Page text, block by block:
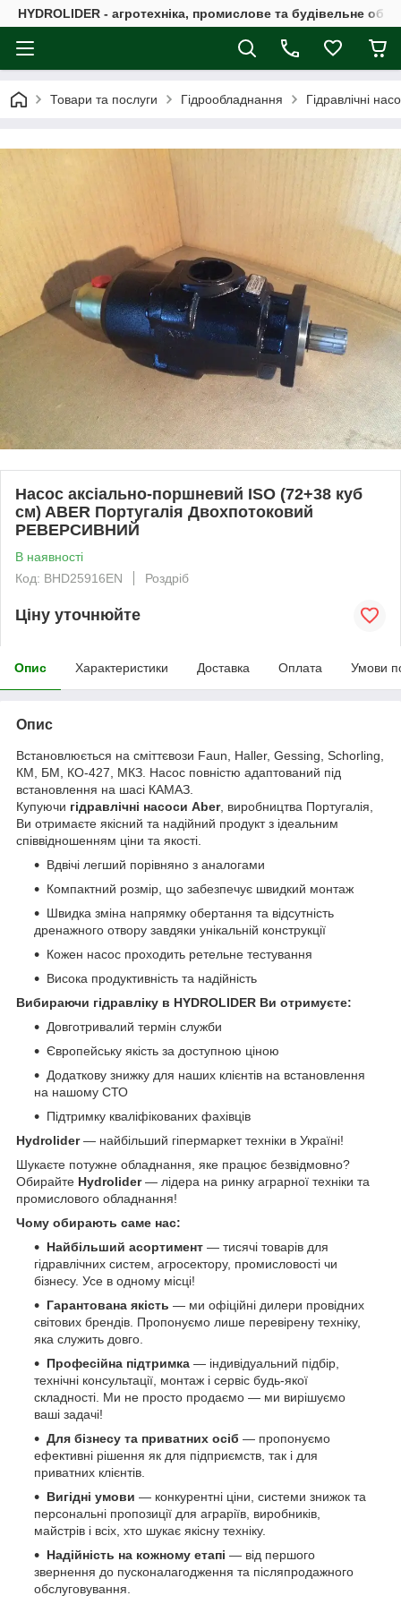
HYDROLIDER - агротехніка, промислове та будівельне
Товари та послуги Гідрообладнання Гідравлічні
Насос аксіально-поршневий ISO (72+38 куб
см) ABER Португалія Двохпотоковий
РЕВЕРСИВНИЙ
В наявності
Код: BHD25916EN
Роздріб
Ціну уточнюйте
Опис Характеристики Доставка Оплата Умови
Опис
Встановлюється на сміттєвози Faun, Haller, Gessing, Schorling,
КМ, БМ, КО-427, МКЗ. Насос повністю адаптований під
встановлення на шасі КАМАЗ.
Купуючи гідравлічні насоси Aber, виробництва Португалія,
Ви отримаєте якісний та надійний продукт з ідеальним
співвідношенням ціни та якості.
Вдвічі легший порівняно з аналогами
Компактний розмір, що забезпечує швидкий монтаж
Швидка зміна напрямку обертання та відсутність
дренажного отвору завдяки унікальній конструкції
Кожен насос проходить ретельне тестування
Висока продуктивність та надійність
Вибираючи гідравліку в HYDROLIDER Ви отримуєте:
Довготривалий термін служби
Європейську якість за доступною ціною
Додаткову знижку для наших клієнтів на встановлення
на нашому СТО
Підтримку кваліфікованих фахівців
Hydrolider— найбільший гіпермаркет техніки в Україні!
Шукаєте потужне обладнання, яке працює безвідмовно?
Обирайте Hydrolider— лідера на ринку аграрної техніки та
промислового обладнання!
Чому обирають саме нас:
Найбільший асортимент — тисячі товарів для
гідравлічних систем, агросектору, промисловості чи
бізнесу. Усе в одному місці!
Гарантована якість — ми офіційні дилери провідних
світових брендів. Пропонуємо лише перевірену техніку,
яка служить довго.
Професійна підтримка — індивідуальний підбір,
технічні консультації, монтаж і сервіс будь-якої
складності. Ми не просто продаємо — ми вирішуємо
ваші задачі!
Для бізнесу та приватних осіб — пропонуємо
ефективні рішення як для підприємств, так і для
приватних клієнтів.
Вигідні умови — конкурентні ціни, системи знижок та
персональні пропозиції для аграріїв, виробників,
майстрів і всіх, хто шукає якісну техніку.
Надійність на кожному етапі — від першого
звернення до пусконалагодження та післяпродажного
обслуговування.